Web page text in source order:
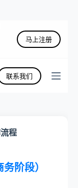
马上注册
联系我们
程
阶段）